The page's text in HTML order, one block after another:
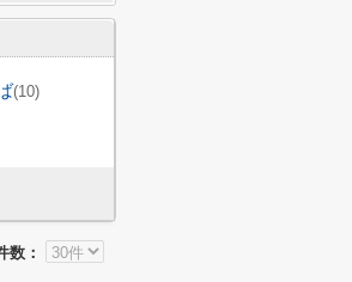
(10)
数：